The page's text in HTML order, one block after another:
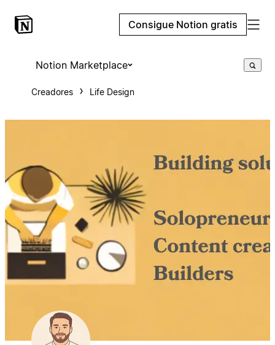
Consigue Notion gratis
Notion Marketplace
Creadores Life Design